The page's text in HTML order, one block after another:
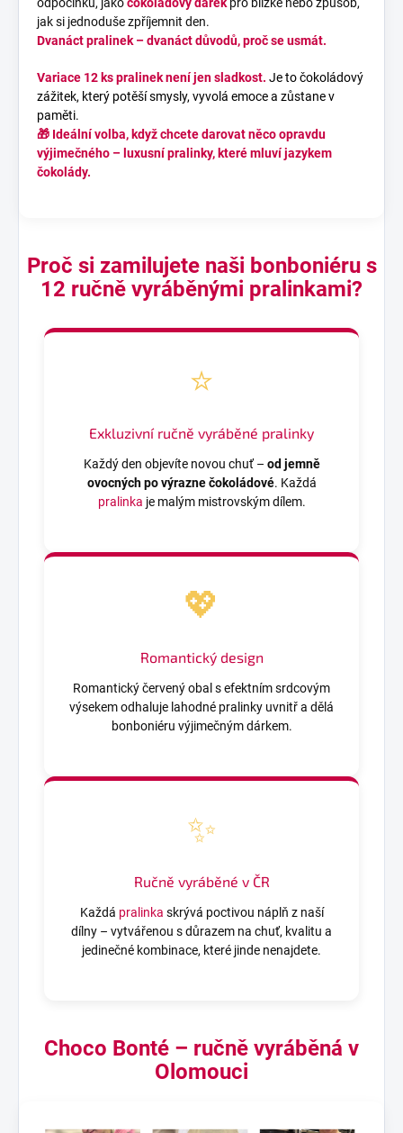
jak si jednoduše zpříjemnit den.
Dvanáct pralinek – dvanáct důvodů, proč se usmát.
Variace 12 kspralineknení jen sladkost. Je to čokoládový
zážitek, který potěší smysly, vyvolá emoce a zůstane v
paměti.
🎁 Ideální volba, když chcete darovat něco opravdu
výjimečného – luxusní pralinky, které mluví jazykem
čokolády.
Proč si zamilujete naši bonboniéru s
12 ručně vyráběnými pralinkami?
⭐
Exkluzivní ručně vyráběné pralinky
Každý den objevíte novou chuť – od jemně
ovocných po výrazne čokoládové. Každá
pralinka je malým mistrovským dílem.
💖
Romantický design
Romantický červený obal s efektním srdcovým
výsekem odhaluje lahodné pralinky uvnitř a dělá
bonboniéru výjimečným dárkem.
✨
Ručně vyráběné v ČR
Každá pralinka skrývá poctivou náplň z naší
dílny – vytvářenou s důrazem na chuť, kvalitu a
jedinečné kombinace, které jinde nenajdete.
Choco Bonté – ručně vyráběná v
Olomouci